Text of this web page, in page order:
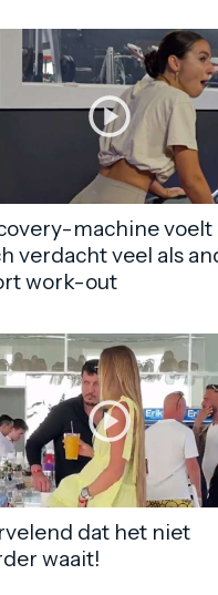
machine voelt
verdacht veel als
work-out
dat het niet
waait!